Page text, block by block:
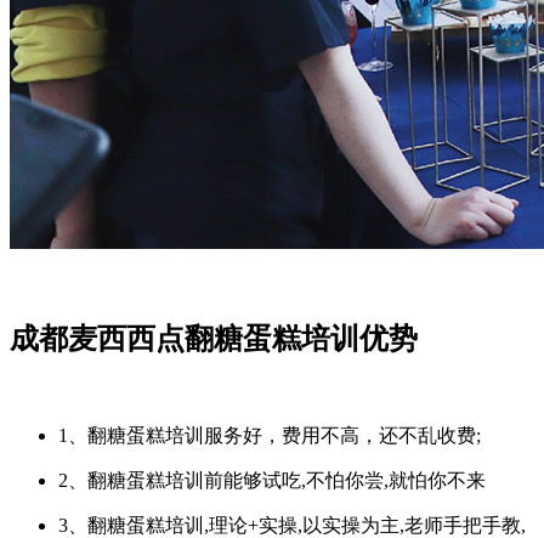
成都麦西西点翻糖蛋糕培训优势
1、翻糖蛋糕培训服务好，费用不高，还不乱收费;
2、翻糖蛋糕培训前能够试吃,不怕你尝,就怕你不来
3、翻糖蛋糕培训,理论+实操,以实操为主,老师手把手教,